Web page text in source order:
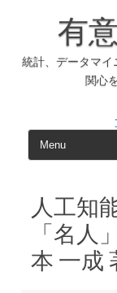
有
統計、データマイ
関心
人工知
「名人
本 一成